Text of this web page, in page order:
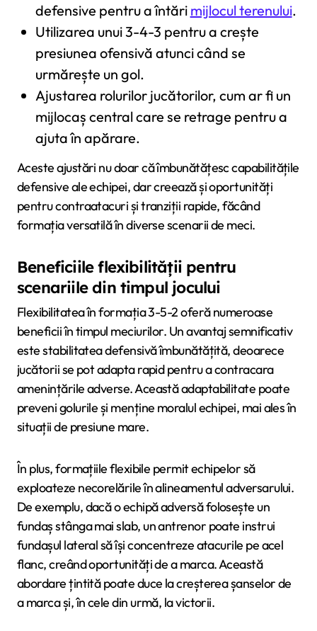
defensive pentru a întări mijlocul terenului.
Utilizarea unui 3-4-3 pentru a crește
presiunea ofensivă atunci când se
urmărește un gol.
Ajustarea rolurilor jucătorilor, cum ar fi un
mijlocaș central care se retrage pentru a
ajuta în apărare.
Aceste ajustări nu doar că îmbunătățesc capabilitățile
defensive ale echipei, dar creează și oportunități
pentru contraatacuri și tranziții rapide, făcând
formația versatilă în diverse scenarii de meci.
Beneficiile flexibilității pentru
scenariile din timpul jocului
Flexibilitatea în formația 3-5-2 oferă numeroase
beneficii în timpul meciurilor. Un avantaj semnificativ
este stabilitatea defensivă îmbunătățită, deoarece
jucătorii se pot adapta rapid pentru a contracara
amenințările adverse. Această adaptabilitate poate
preveni golurile și menține moralul echipei, mai ales în
situații de presiune mare.
În plus, formațiile flexibile permit echipelor să
exploateze necorelările în alineamentul adversarului.
De exemplu, dacă o echipă adversă folosește un
fundaș stânga mai slab, un antrenor poate instrui
fundașul lateral să își concentreze atacurile pe acel
flanc, creând oportunități de a marca. Această
abordare țintită poate duce la creșterea șanselor de
a marca și, în cele din urmă, la victorii.